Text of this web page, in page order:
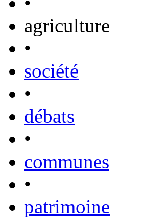
agriculture
•
société
•
débats
•
communes
•
patrimoine